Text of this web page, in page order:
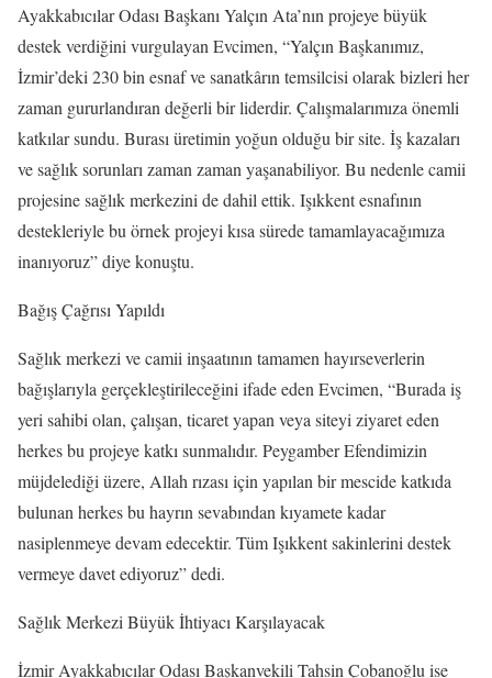
Ayakkabıcılar Odası Başkanı Yalçın Ata’nın projeye büyük
destek verdiğini vurgulayan Evcimen, “Yalçın Başkanımız,
İzmir’deki 230 bin esnaf ve sanatkârın temsilcisi olarak bizleri her
zaman gururlandıran değerli bir liderdir. Çalışmalarımıza önemli
katkılar sundu. Burası üretimin yoğun olduğu bir site. İş kazaları
ve sağlık sorunları zaman zaman yaşanabiliyor. Bu nedenle camii
projesine sağlık merkezini de dahil ettik. Işıkkent esnafının
destekleriyle bu örnek projeyi kısa sürede tamamlayacağımıza
inanıyoruz” diye konuştu.
Bağış Çağrısı Yapıldı
Sağlık merkezi ve camii inşaatının tamamen hayırseverlerin
bağışlarıyla gerçekleştirileceğini ifade eden Evcimen, “Burada iş
yeri sahibi olan, çalışan, ticaret yapan veya siteyi ziyaret eden
herkes bu projeye katkı sunmalıdır. Peygamber Efendimizin
müjdelediği üzere, Allah rızası için yapılan bir mescide katkıda
bulunan herkes bu hayrın sevabından kıyamete kadar
nasiplenmeye devam edecektir. Tüm Işıkkent sakinlerini destek
vermeye davet ediyoruz” dedi.
Sağlık Merkezi Büyük İhtiyacı Karşılayacak
İzmir Ayakkabıcılar Odası Başkanvekili Tahsin Çobanoğlu ise